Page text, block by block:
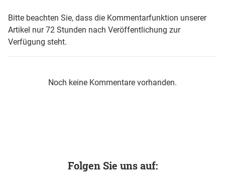
Bitte beachten Sie, dass die Kommentarfunktion unserer
Artikel nur 72 Stunden nach Veröffentlichung zur
Verfügung steht.
Noch keine Kommentare vorhanden.
Folgen Sie uns auf: